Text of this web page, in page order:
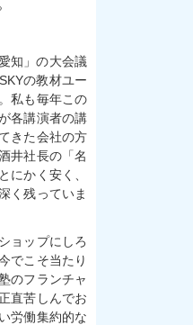
知」の大会議
の教材ユー
私も毎年この
各講演者の講
きた会社の方
井社長の「名
にかく安く、
く残っていま
ョップにしろ
でこそ当たり
のフランチャ
直苦しんでお
労働集約的な